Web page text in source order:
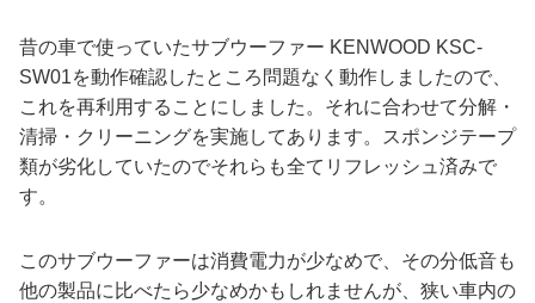
昔の車で使っていたサブウーファー KENWOOD KSC-
SW01を動作確認したところ問題なく動作しましたので、
これを再利用することにしました。それに合わせて分解・
清掃・クリーニングを実施してあります。スポンジテープ
類が劣化していたのでそれらも全てリフレッシュ済みで
す。
このサブウーファーは消費電力が少なめで、その分低音も
他の製品に比べたら少なめかもしれませんが、狭い車内の